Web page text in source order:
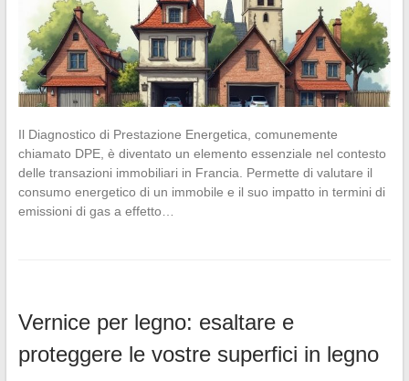
Il Diagnostico di Prestazione Energetica, comunemente
chiamato DPE, è diventato un elemento essenziale nel contesto
delle transazioni immobiliari in Francia. Permette di valutare il
consumo energetico di un immobile e il suo impatto in termini di
emissioni di gas a effetto…
Vernice per legno: esaltare e
proteggere le vostre superfici in legno